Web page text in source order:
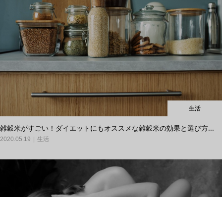
生活
雑穀米がすごい！ダイエットにもオススメな雑穀米の効果と選び方...
2020.05.19 生活